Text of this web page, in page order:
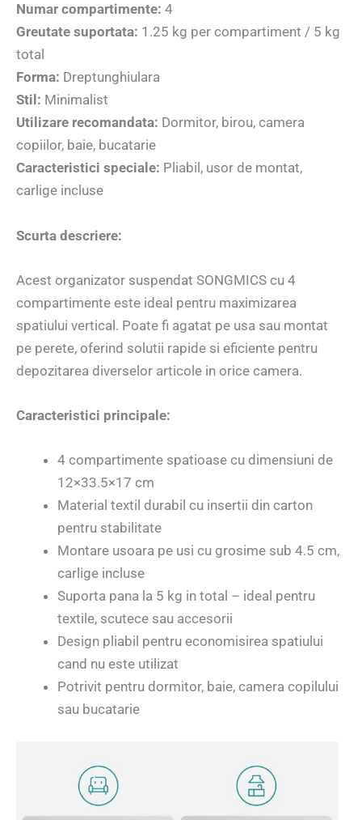
Numar compartimente: 4
Greutate suportata: 1.25 kg per compartiment / 5 kg
total
Forma: Dreptunghiulara
Stil: Minimalist
Utilizare recomandata: Dormitor, birou, camera
copiilor, baie, bucatarie
Caracteristici speciale: Pliabil, usor de montat,
carlige incluse
Scurta descriere:
Acest organizator suspendat SONGMICS cu 4
compartimente este ideal pentru maximizarea
spatiului vertical. Poate fi agatat pe usa sau montat
pe perete, oferind solutii rapide si eficiente pentru
depozitarea diverselor articole in orice camera.
Caracteristici principale:
4 compartimente spatioase cu dimensiuni de
12×33.5×17 cm
Material textil durabil cu insertii din carton
pentru stabilitate
Montare usoara pe usi cu grosime sub 4.5 cm,
carlige incluse
Suporta pana la 5 kg in total – ideal pentru
textile, scutece sau accesorii
Design pliabil pentru economisirea spatiului
cand nu este utilizat
Potrivit pentru dormitor, baie, camera copilului
sau bucatarie